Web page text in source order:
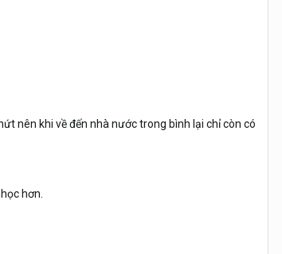
nên khi về đến nhà nước trong bình lại chỉ còn có
hơn.